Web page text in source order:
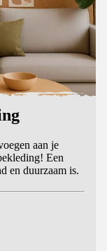
aan je
Een
en duurzaam is.